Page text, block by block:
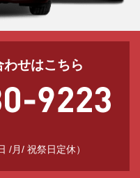
せはこちら
/月/ 祝祭日定休）